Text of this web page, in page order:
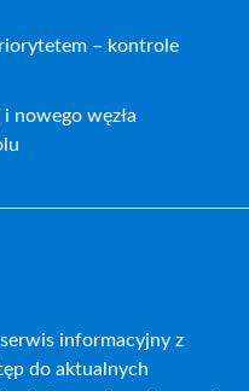
– kontrole
nowego węzła
informacyjny z
do aktualnych